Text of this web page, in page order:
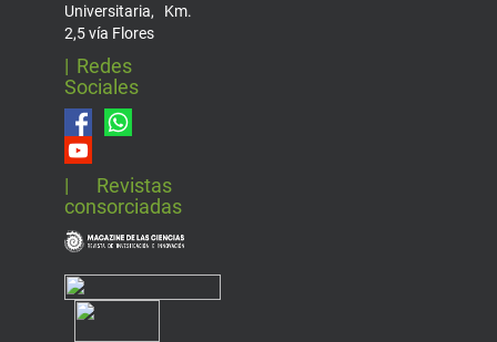
Universitaria, Km.
2,5 vía Flores
| Redes
Sociales
| Revistas
consorciadas